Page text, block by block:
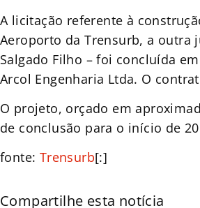
A licitação referente à
Aeroporto da Trensurb, a outra
Salgado Filho – foi concluída
Arcol Engenharia Ltda. O
O projeto, orçado em
de conclusão para o início de
fonte: Trensurb[:]
Compartilhe esta notícia